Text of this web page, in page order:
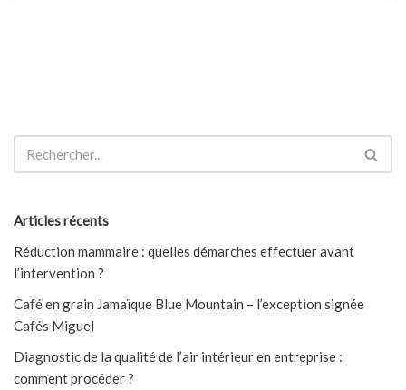
Articles récents
Réduction mammaire : quelles démarches effectuer avant
l’intervention ?
Café en grain Jamaïque Blue Mountain – l’exception signée
Cafés Miguel
Diagnostic de la qualité de l’air intérieur en entreprise :
comment procéder ?